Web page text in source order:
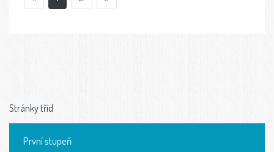
Stránky tříd
První stupeň